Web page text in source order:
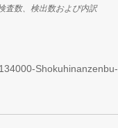
数、検出数および内訳
Shokuhinanzenbu-